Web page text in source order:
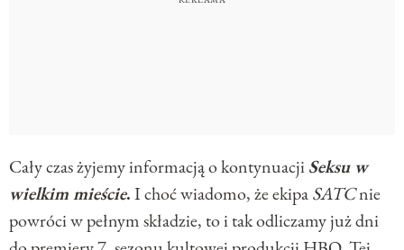
Cały czas żyjemy informacją o kontynuacjiSeksu w
wielkim mieście.I choć wiadomo, że ekipaSATCnie
powróci w pełnym składzie, to i tak odliczamy już dni